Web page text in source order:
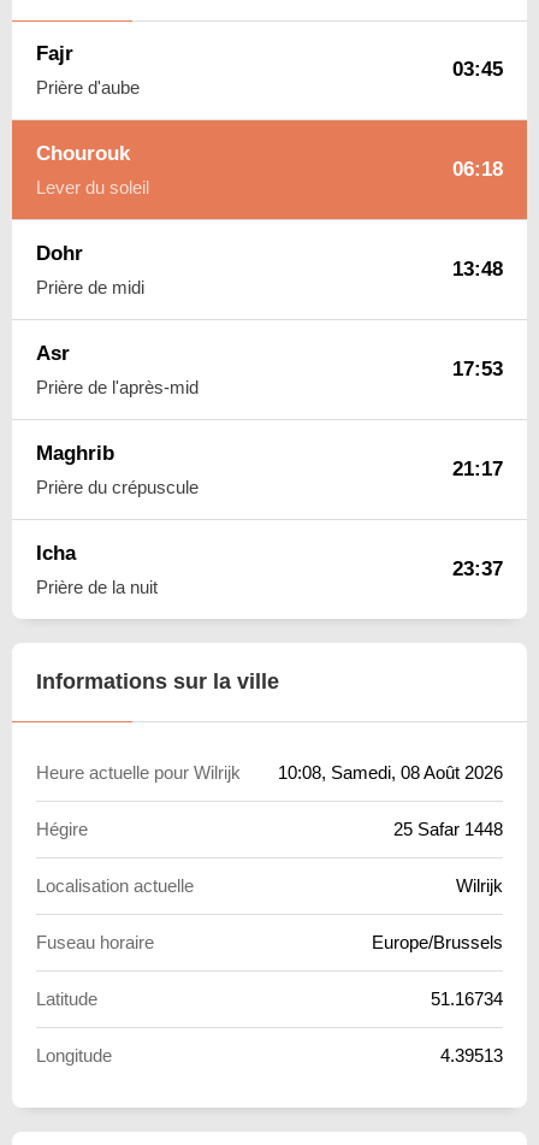
Fajr
Prière d'aube
03:45
Chourouk
Lever du soleil
06:18
Dohr
Prière de midi
13:48
Asr
Prière de l'après-mid
17:53
Maghrib
Prière du crépuscule
21:17
Icha
Prière de la nuit
23:37
Informations sur la ville
Heure actuelle pour Wilrijk 10:08, Samedi, 08 Août 2026
Hégire 25 Safar 1448
Localisation actuelle Wilrijk
Fuseau horaire Europe/Brussels
Latitude 51.16734
Longitude 4.39513